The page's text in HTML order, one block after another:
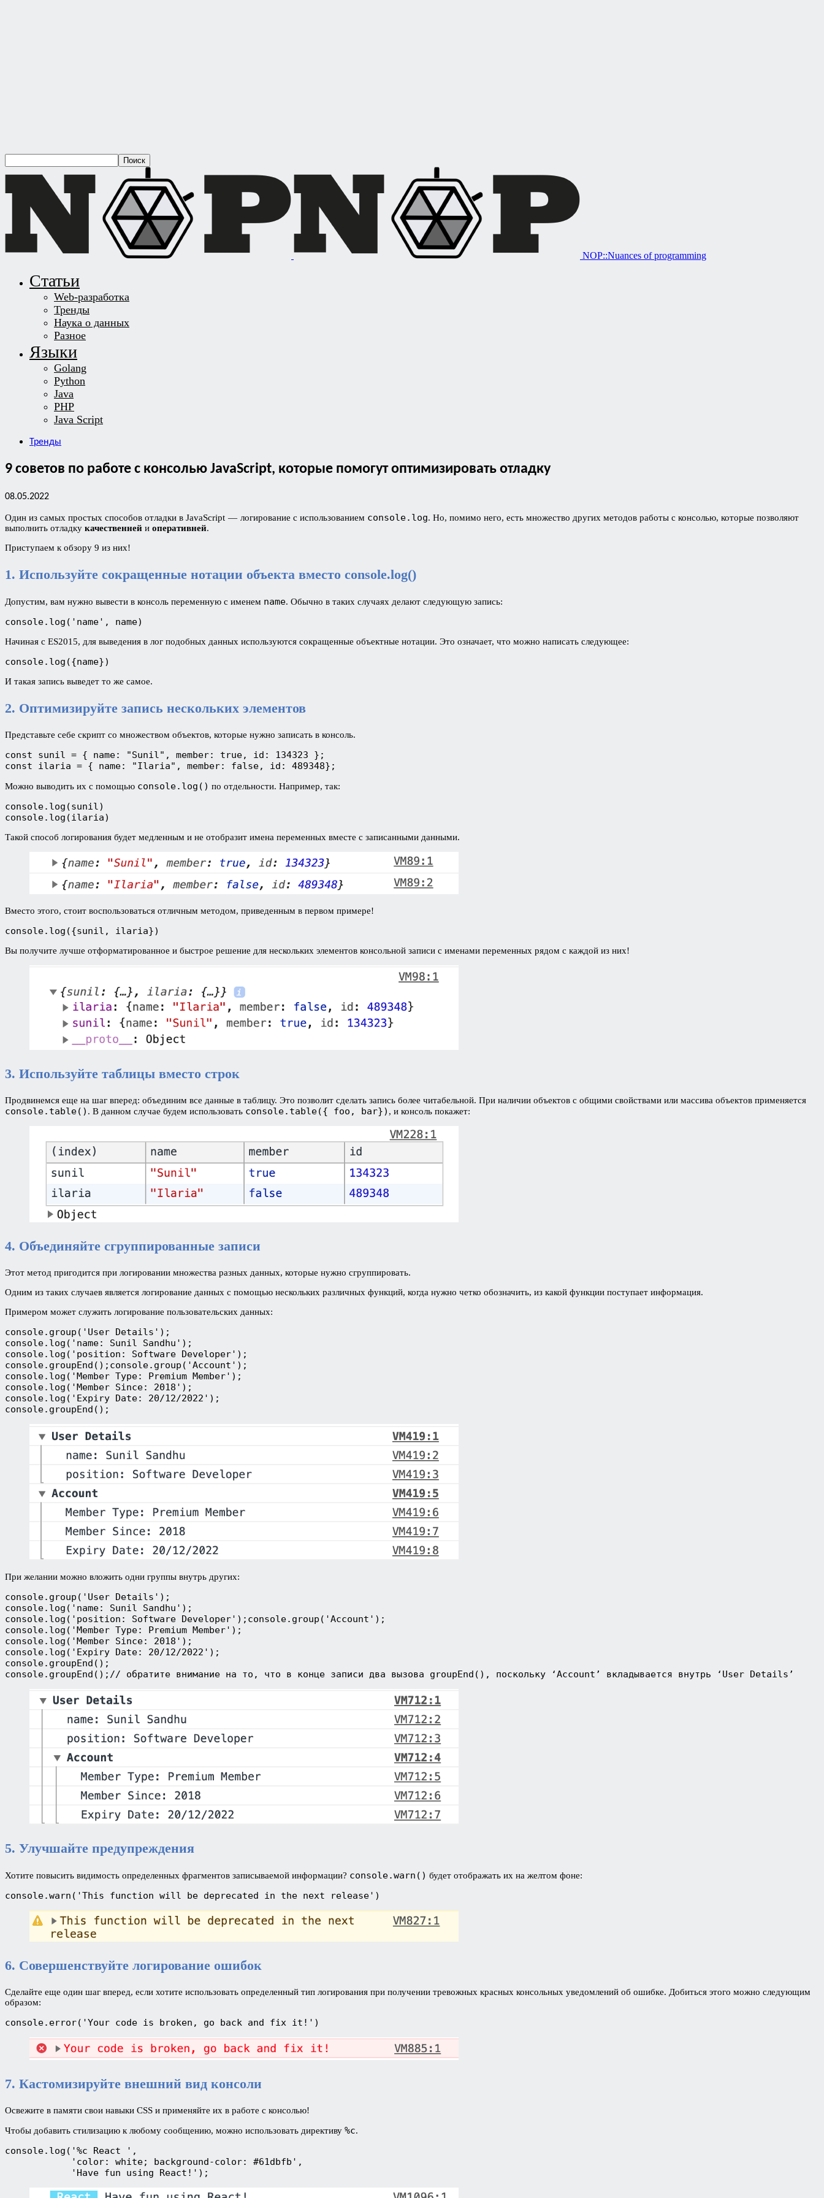
NOP::Nuances of programming
Статьи
Web-разработка
Тренды
Наука о данных
Разное
Языки
Golang
Python
Java
PHP
Java Script
Тренды
9 советов по работе с консолью JavaScript, которые помогут оптимизировать отладку
08.05.2022
Один из самых простых способов отладки в JavaScript — логирование с использованием console.log. Но, помимо него, есть множество других методов работы с консолью, которые позволяют
выполнить отладку качественней и оперативней.
Приступаем к обзору 9 из них!
1. Используйте сокращенные нотации объекта вместо console.log()
Допустим, вам нужно вывести в консоль переменную с именем name. Обычно в таких случаях делают следующую запись:
console.log('name', name)
Начиная с ES2015, для выведения в лог подобных данных используются сокращенные объектные нотации. Это означает, что можно написать следующее:
console.log({name})
И такая запись выведет то же самое.
2. Оптимизируйте запись нескольких элементов
Представьте себе скрипт со множеством объектов, которые нужно записать в консоль.
const sunil = { name: "Sunil", member: true, id: 134323 };
const ilaria = { name: "Ilaria", member: false, id: 489348};
Можно выводить их с помощью console.log() по отдельности. Например, так:
console.log(sunil)
console.log(ilaria)
Такой способ логирования будет медленным и не отобразит имена переменных вместе с записанными данными.
Вместо этого, стоит воспользоваться отличным методом, приведенным в первом примере!
console.log({sunil, ilaria})
Вы получите лучше отформатированное и быстрое решение для нескольких элементов консольной записи с именами переменных рядом с каждой из них!
3. Используйте таблицы вместо строк
Продвинемся еще на шаг вперед: объединим все данные в таблицу. Это позволит сделать запись более читабельной. При наличии объектов с общими свойствами или массива объектов применяется
console.table() . В данном случае будем использовать console.table({ foo, bar}) , и консоль покажет:
4. Объединяйте сгруппированные записи
Этот метод пригодится при логировании множества разных данных, которые нужно сгруппировать.
Одним из таких случаев является логирование данных с помощью нескольких различных функций, когда нужно четко обозначить, из какой функции поступает информация.
Примером может служить логирование пользовательских данных:
console.group('User Details');
console.log('name: Sunil Sandhu');
console.log('position: Software Developer');
console.groupEnd();console.group('Account');
console.log('Member Type: Premium Member');
console.log('Member Since: 2018');
console.log('Expiry Date: 20/12/2022');
console.groupEnd();
При желании можно вложить одни группы внутрь других:
console.group('User Details');
console.log('name: Sunil Sandhu');
console.log('position: Software Developer');console.group('Account');
console.log('Member Type: Premium Member');
console.log('Member Since: 2018');
console.log('Expiry Date: 20/12/2022');
console.groupEnd();
console.groupEnd();// обратите внимание на то, что в конце записи два вызова groupEnd(), поскольку ‘Account’ вкладывается внутрь ‘User Details’
5. Улучшайте предупреждения
Хотите повысить видимость определенных фрагментов записываемой информации? console.warn() будет отображать их на желтом фоне:
console.warn('This function will be deprecated in the next release')
6. Совершенствуйте логирование ошибок
Сделайте еще один шаг вперед, если хотите использовать определенный тип логирования при получении тревожных красных консольных уведомлений об ошибке. Добиться этого можно следующим
образом:
console.error('Your code is broken, go back and fix it!')
7. Кастомизируйте внешний вид консоли
Освежите в памяти свои навыки CSS и применяйте их в работе с консолью!
Чтобы добавить стилизацию к любому сообщению, можно использовать директиву %c.
console.log('%c React ',
            'color: white; background-color: #61dbfb',
            'Have fun using React!');